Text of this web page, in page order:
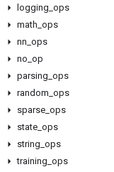
logging ops
math ops
nn ops
no op
parsing ops
random ops
sparse ops
state ops
string ops
training ops
Bağlı kalma
Forum
GitHub
YouTube